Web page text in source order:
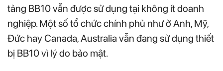
tảng BB10 vẫn được sử dụng tại không ít doanh
nghiệp. Một số tổ chức chính phủ như ở Anh, Mỹ,
Đức hay Canada, Australia vẫn đang sử dụng thiết
bị BB10 vì lý do bảo mật.